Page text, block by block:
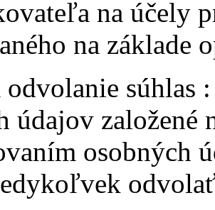
na účely
na základe
odvolanie súhlas
údajov založené
osobných